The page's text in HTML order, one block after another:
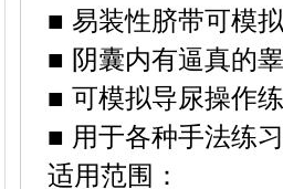
■ 易装性脐带可模
■ 阴囊内有逼真的
■ 可模拟导尿操作
■ 用于各种手法练
适用范围：